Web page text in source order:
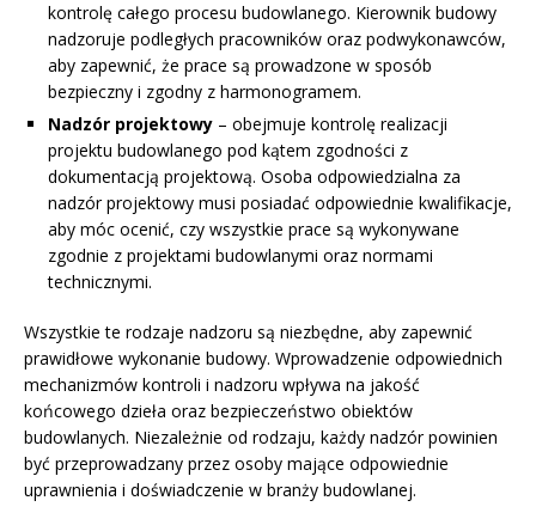
kontrolę całego procesu budowlanego. Kierownik budowy
nadzoruje podległych pracowników oraz podwykonawców,
aby zapewnić, że prace są prowadzone w sposób
bezpieczny i zgodny z harmonogramem.
Nadzór projektowy – obejmuje kontrolę realizacji
projektu budowlanego pod kątem zgodności z
dokumentacją projektową. Osoba odpowiedzialna za
nadzór projektowy musi posiadać odpowiednie kwalifikacje,
aby móc ocenić, czy wszystkie prace są wykonywane
zgodnie z projektami budowlanymi oraz normami
technicznymi.
Wszystkie te rodzaje nadzoru są niezbędne, aby zapewnić
prawidłowe wykonanie budowy. Wprowadzenie odpowiednich
mechanizmów kontroli i nadzoru wpływa na jakość
końcowego dzieła oraz bezpieczeństwo obiektów
budowlanych. Niezależnie od rodzaju, każdy nadzór powinien
być przeprowadzany przez osoby mające odpowiednie
uprawnienia i doświadczenie w branży budowlanej.